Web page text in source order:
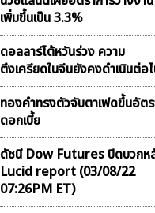
เพิ่มขึ้นเป็น 3.3%
ดอลลาร์ไต้หวันร่วง ความ
ตึงเครียดในจีนยังคงดำเนินต่อ
ทองคำทรงตัวจับตาเฟดขึ้นอัต
ดอกเบี้ย
ดัชนี Dow Futures ปิดบวกห
Lucid report (03/08/22
07:26PM ET)